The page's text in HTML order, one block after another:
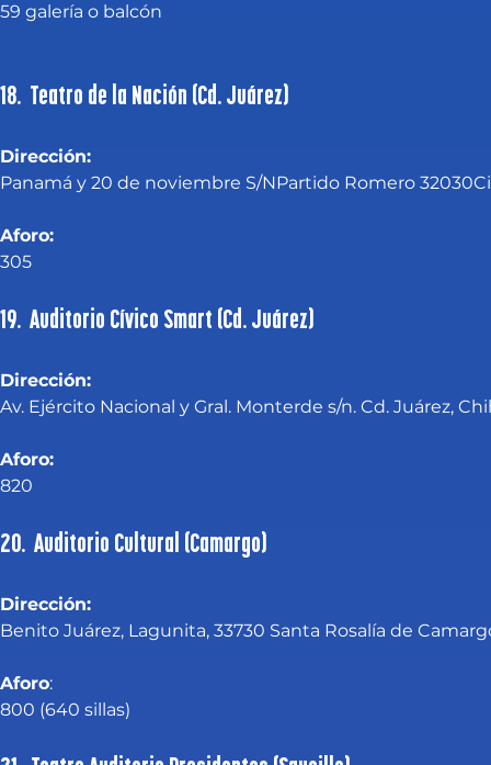
59 galería o balcón
18. Teatro de la Nación (Cd. Juárez)
Dirección:
Panamá y 20 de noviembre S/NPartido Romero
Aforo:
305
19. Auditorio Cívico Smart (Cd. Juárez)
Dirección:
Av. Ejército Nacional y Gral. Monterde s/n. Cd. Juárez,
Aforo:
820
20. Auditorio Cultural (Camargo)
Dirección:
Benito Juárez, Lagunita, 33730 Santa Rosalía de
Aforo:
800 (640 sillas)